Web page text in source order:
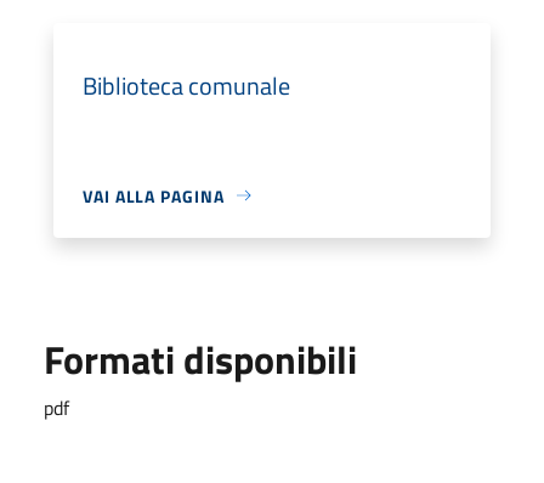
Biblioteca comunale
VAI ALLA PAGINA
Formati disponibili
pdf